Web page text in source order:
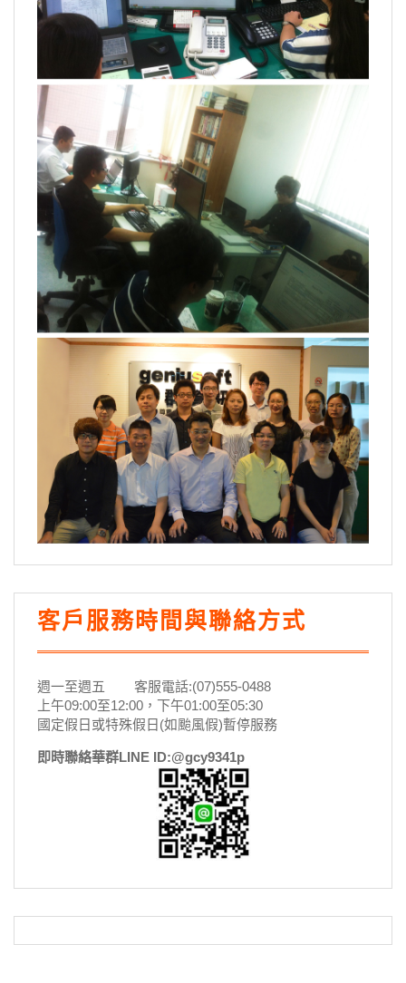
客戶服務時間與聯絡方式
週一至週五 客服電話:(07)555-0488
上午09:00至12:00，下午01:00至05:30
國定假日或特殊假日(如颱風假)暫停服務
即時聯絡華群LINE ID:@gcy9341p